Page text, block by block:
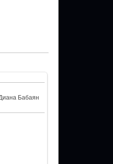
Бабаян